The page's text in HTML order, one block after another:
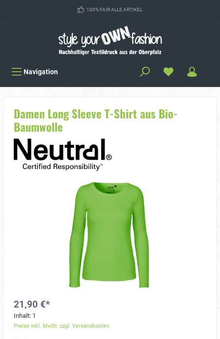
100% FAIR ALLE ARTIKEL
Navigation
Damen Long Sleeve T-Shirt aus Bio-
Baumwolle
21,90 €*
Inhalt: 1
Preise inkl. MwSt. zzgl. Versandkosten